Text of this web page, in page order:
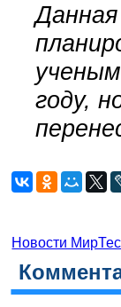
году,
Новости